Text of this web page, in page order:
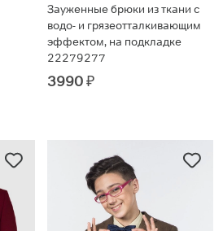
Зауженные брюки из ткани с
водо- и грязеотталкивающим
эффектом, на подкладке
22279277
3990₽